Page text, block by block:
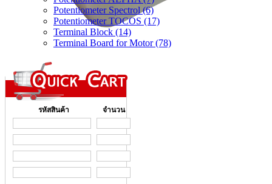
Potentiometer Spectrol (6)
Potentiometer TOCOS (17)
Terminal Block (14)
Terminal Board for Motor (78)
รหัสสินค้า จำนวน